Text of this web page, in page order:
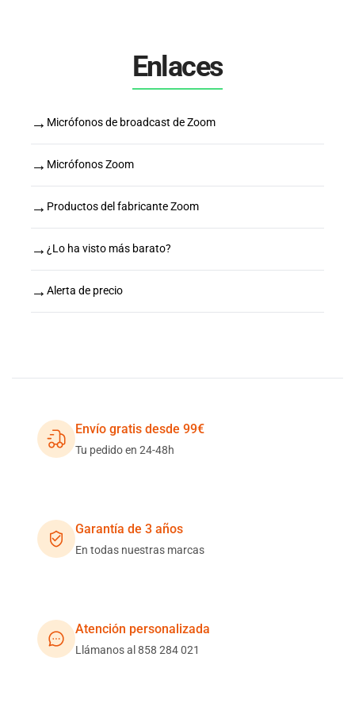
Enlaces
→ Micrófonos de broadcast de Zoom
→ Micrófonos Zoom
→ Productos del fabricante Zoom
→ ¿Lo ha visto más barato?
→ Alerta de precio
Envío gratis desde 99€
Tu pedido en 24-48h
Garantía de 3 años
En todas nuestras marcas
Atención personalizada
Llámanos al 858 284 021